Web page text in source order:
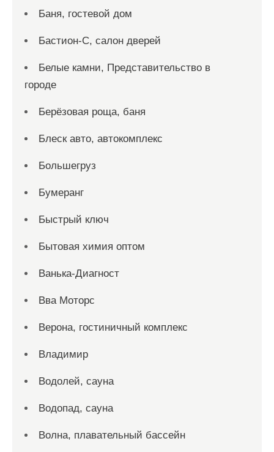
Баня, гостевой дом
Бастион-С, салон дверей
Белые камни, Представительство в
городе
Берёзовая роща, баня
Блеск авто, автокомплекс
Большегруз
Бумеранг
Быстрый ключ
Бытовая химия оптом
Ванька-Диагност
Вва Моторс
Верона, гостиничный комплекс
Владимир
Водолей, сауна
Водопад, сауна
Волна, плавательный бассейн